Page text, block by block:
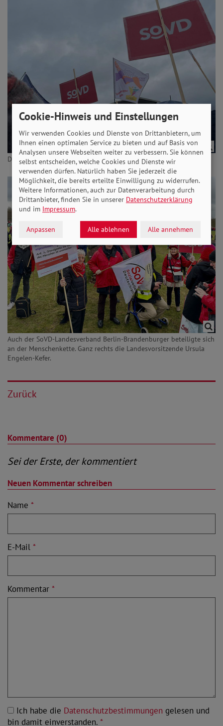
Der SoVD zeigte gut sichtbar Präsenz.
Auch der SoVD-Landesverband Berlin-Brandenburger beteiligte sich
an der Menschenkette. Ganz rechts die Landesvorsitzende Ursula
Engelen-Kefer.
Zurück
Kommentare (0)
Sei der Erste, der kommentiert
Neuen Kommentar schreiben
Name *
E-Mail *
Kommentar *
Ich habe die Datenschutzbestimmungen gelesen und
bin damit einverstanden. *
Cookie-Hinweis und Einstellungen
Wir verwenden Cookies und Dienste von Drittanbietern, um
Ihnen einen optimalen Service zu bieten und auf Basis von
Analysen unsere Webseiten weiter zu verbessern. Sie können
selbst entscheiden, welche Cookies und Dienste wir
verwenden dürfen. Natürlich haben Sie jederzeit die
Möglichkeit, die bereits erteilte Einwilligung zu widerrufen.
Weitere Informationen, auch zur Datenverarbeitung durch
Drittanbieter, finden Sie in unserer Datenschutzerklärung
und im Impressum.
Anpassen Alle ablehnen Alle annehmen